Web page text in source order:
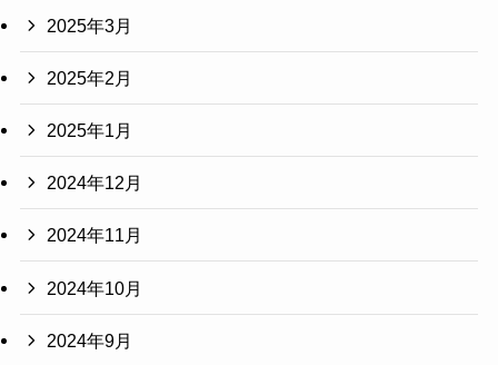
2025年3月
2025年2月
2025年1月
2024年12月
2024年11月
2024年10月
2024年9月